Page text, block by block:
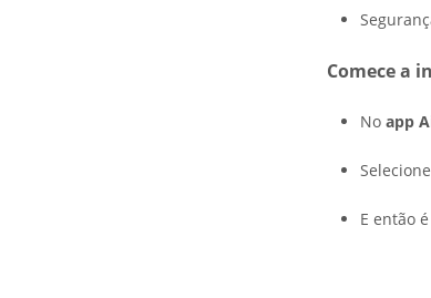
Comece a
No app
E então